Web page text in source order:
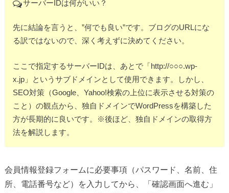
サーバーIDは何がいい？
先に結論を言うと、”何でも良い”です。ブログのURLにな
る訳ではないので、深く考えずに決めてください。
ここで指定するサーバーIDは、あとで「http://○○○.wp-
x.jp」というサブドメインとして使用できます。しかし、
SEO対策（Google、Yahoo!検索の上位に表示させる対策の
こと）の観点から、独自ドメインでWordPressを構築した
方が長期的に良いです。※後ほど、独自ドメインの取得方
法を解説します。
会員情報登録フォームに必要事項（パスワード、名前、住
所、電話番号など）を入力してから、「確認画面へ進む」